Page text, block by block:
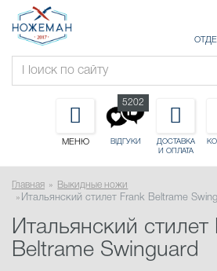
МЕНЮ ВІДГУКИ
5202
ДОСТАВКА
И ОПЛАТА
Главная
Выкидные ножи
Итальянский стилет Frank Beltrame
Итальянский стилет
Beltrame Swinguard